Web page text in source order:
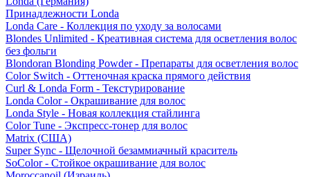
Принадлежности Londa
Londa Care - Коллекция по уходу за волосами
Blondes Unlimited - Креативная система для осветления волос
без фольги
Blondoran Blonding Powder - Препараты для осветления волос
Color Switch - Оттеночная краска прямого действия
Curl & Londa Form - Текстурирование
Londa Color - Окрашивание для волос
Londa Style - Новая коллекция стайлинга
Color Tune - Экспресс-тонер для волос
Matrix (США)
Super Sync - Щелочной безаммиачный краситель
SoColor - Стойкое окрашивание для волос